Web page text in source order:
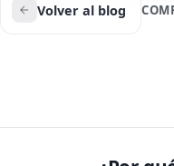
Volver al blog